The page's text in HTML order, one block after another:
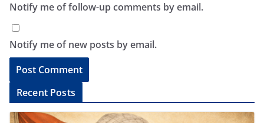
Notify me of follow-up comments by email.
Notify me of new posts by email.
l
Recent Posts